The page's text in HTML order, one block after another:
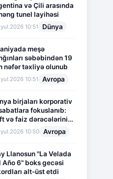
və Çili arasında
tunel layihəsi
10:51 Dünya
meşə
səbəbindən 19
nəfər təxliyə olunub
10:51 Avropa
birjaları korporativ
fokuslanıb:
və faiz dərəcələrinin
altında cari vəziyyət
10:50 Avropa
Llanosun "La Velada
Año 6" boks gecəsi
alt-üst etdi